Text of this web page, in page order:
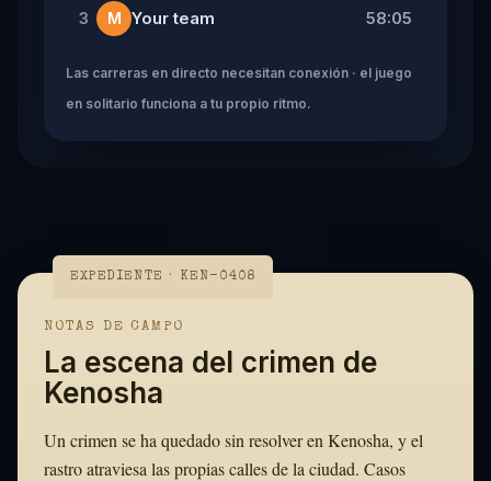
3 M Your team 58:05
Las carreras en directo necesitan conexión · el juego
en solitario funciona a tu propio ritmo.
EXPEDIENTE · KEN-0408
NOTAS DE CAMPO
La escena del crimen de
Kenosha
Un crimen se ha quedado sin resolver en Kenosha, y el
rastro atraviesa las propias calles de la ciudad. Casos